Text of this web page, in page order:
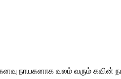
நாயகனாக வலம் வரும் கவின்